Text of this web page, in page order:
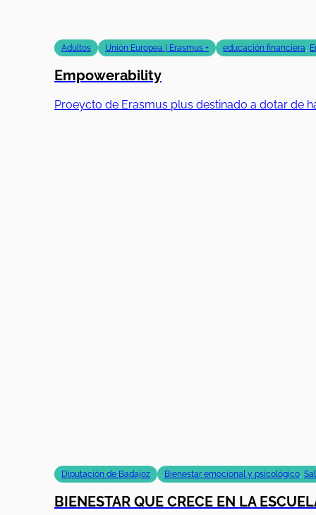
Adultos Unión Europea | Erasmus + educación financiera,
Empowerability
Proeycto de Erasmus plus destinado a dotar de
Diputación de Badajoz Bienestar emocional y psicológico,
BIENESTAR QUE CRECE EN LA